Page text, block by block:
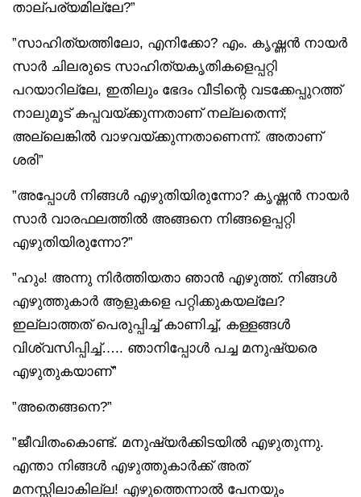
താല്പര്യമില്ലേ?”
”സാഹിത്യത്തിലോ, എനിക്കോ? എം. കൃഷ്ണൻ നായർ
സാർ ചിലരുടെ സാഹിത്യകൃതികളെപ്പറ്റി
പറയാറില്ലേ, ഇതിലും ഭേദം വീടിന്റെ വടക്കേപ്പുറത്ത്
നാലുമൂട് കപ്പവയ്ക്കുന്നതാണ് നല്ലതെന്ന്;
അല്ലെങ്കിൽ വാഴവയ്ക്കുന്നതാണെന്ന്. അതാണ്
ശരി”
”അപ്പോൾ നിങ്ങൾ എഴുതിയിരുന്നോ? കൃഷ്ണൻ നായർ
സാർ വാരഫലത്തിൽ അങ്ങനെ നിങ്ങളെപ്പറ്റി
എഴുതിയിരുന്നോ?”
”ഹും! അന്നു നിർത്തിയതാ ഞാൻ എഴുത്ത്. നിങ്ങൾ
എഴുത്തുകാർ ആളുകളെ പറ്റിക്കുകയല്ലേ?
ഇല്ലാത്തത് പെരുപ്പിച്ച് കാണിച്ച്, കള്ളങ്ങൾ
വിശ്വസിപ്പിച്ച്….. ഞാനിപ്പോൾ പച്ച മനുഷ്യരെ
എഴുതുകയാണ്”
”അതെങ്ങനെ?”
”ജീവിതംകൊണ്ട്. മനുഷ്യർക്കിടയിൽ എഴുതുന്നു.
എന്താ നിങ്ങൾ എഴുത്തുകാർക്ക് അത്
മനസ്സിലാകില്ല! എഴുത്തെന്നാൽ പേനയും